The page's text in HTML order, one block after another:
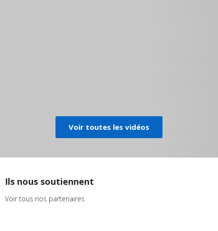
Voir toutes les vidéos
Ils nous soutiennent
Voir tous nos partenaires